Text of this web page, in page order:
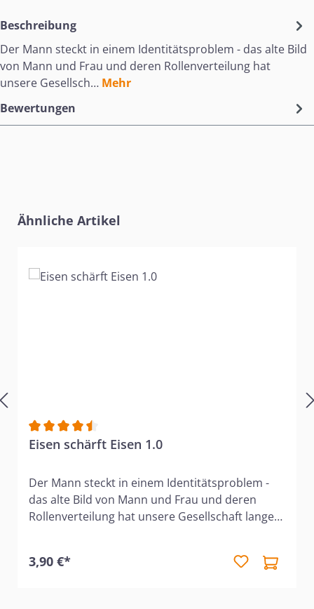
Beschreibung
Der Mann steckt in einem Identitätsproblem - das alte Bild
von Mann und Frau und deren Rollenverteilung hat
unsere Gesellsch… Mehr
Bewertungen
Produktgalerie überspringen
Ähnliche Artikel
Durchschnittliche Bewertung von 4.6 von 5 Sternen
Eisen schärft Eisen 1.0
Der Mann steckt in einem Identitätsproblem -
das alte Bild von Mann und Frau und deren
Rollenverteilung hat unsere Gesellschaft lange
veraltert und nicht mehr praktikabel. Immer
3,90 €*